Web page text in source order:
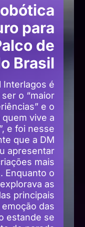
para
de
Brasil
Interlagos é
o “maior
e o
quem vive a
e foi nesse
que a DM
apresentar
mais
Enquanto o
as
principais
das
estande se